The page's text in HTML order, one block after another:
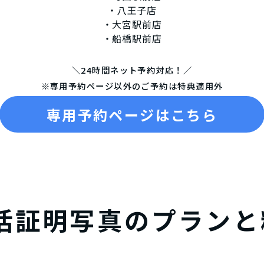
・八王子店
・大宮駅前店
・船橋駅前店
＼24時間ネット予約対応！／
※専用予約ページ以外のご予約は特典適用外
専用予約ページはこちら
証明写真のプラン